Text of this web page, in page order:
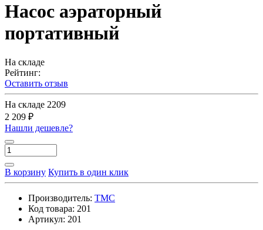
Насос аэраторный
портативный
На складе
Рейтинг:
Оставить отзыв
На складе 2209
2 209 ₽
Нашли дешевле?
В корзину Купить в один клик
Производитель: TMC
Код товара: 201
Артикул: 201